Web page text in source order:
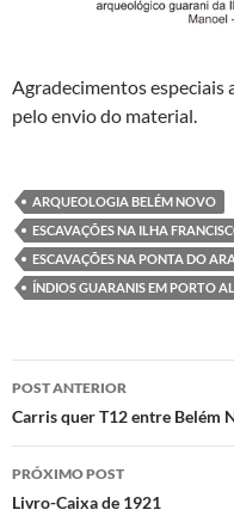
Agradecimentos especiais
pelo envio do material.
ARQUEOLOGIA BELÉM NOVO
ESCAVAÇÕES NA ILHA
ESCAVAÇÕES NA PONTA DO
ÍNDIOS GUARANIS EM PORTO
Navegação
de
posts
POST ANTERIOR
Carris quer T12 entre Belém
PRÓXIMO POST
Livro-Caixa de 1921